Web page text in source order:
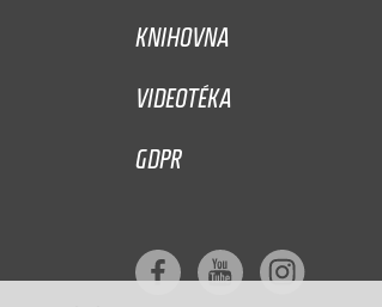
KNIHOVNA
VIDEOTÉKA
GDPR